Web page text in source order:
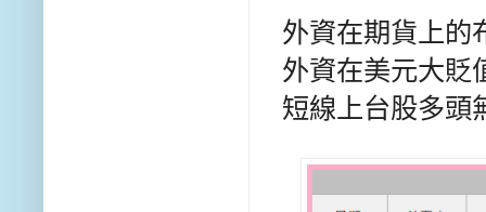
外資在期貨上的
外資在美元大貶
短線上台股多頭